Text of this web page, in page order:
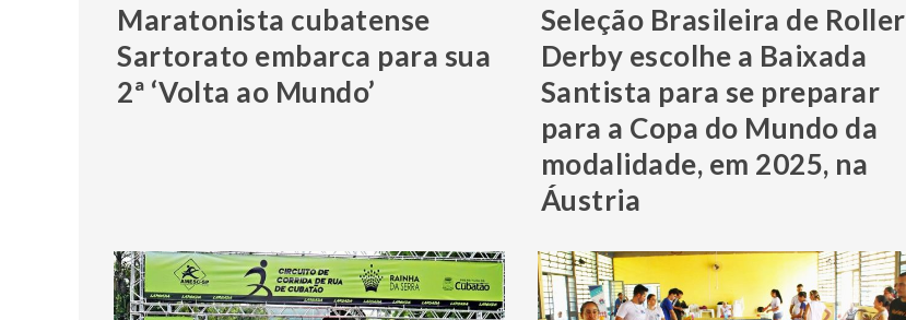
Maratonista cubatense
Sartorato embarca para sua
2ª ‘Volta ao Mundo’
Seleção Brasileira de Roller
Derby escolhe a Baixada
Santista para se preparar
para a Copa do Mundo da
modalidade, em 2025, na
Áustria